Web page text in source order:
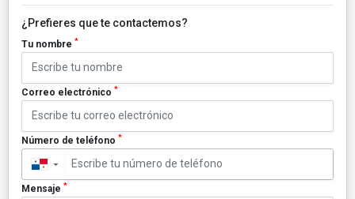
¿Prefieres que te contactemos?
Tu nombre *
Correo electrónico *
Número de teléfono *
▼
Mensaje *